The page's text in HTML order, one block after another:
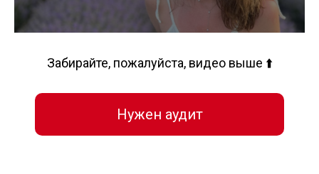
Забирайте, пожалуйста, видео выше ⬆️
Нужен аудит